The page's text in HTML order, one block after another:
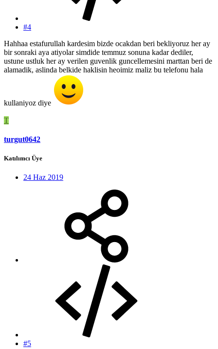
#4
Hahhaa estafurullah kardesim bizde ocakdan beri bekliyoruz her ay
bir sonraki aya atiyolar simdide temmuz sonuna kadar dediler,
ustune ustluk her ay verilen guvenlik guncellemesini marttan beri de
alamadik, aslinda belkide haklisin heoimiz maliz bu telefonu hala
kullaniyoz diye
T
turgut0642
Katılımcı Üye
24 Haz 2019
#5